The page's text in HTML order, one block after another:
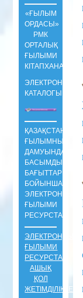
«ҒЫЛЫМ
ОРДАСЫ»
РМК
ОРТАЛЫҚ
ҒЫЛЫМИ
ЭЛЕКТРОНДЫ
КАТАЛОГЫ
ҚАЗАҚСТАНДАҒЫ
ҒЫЛЫМНЫҢ
ДАМУЫНДАҒЫ
БАСЫМДЫ
БАҒЫТТАРЫ
БОЙЫНША
ЭЛЕКТРОНДЫ
ҒЫЛЫМИ
РЕСУРСТАР
ЭЛЕКТРОНДЫ
ҒЫЛЫМИ
РЕСУРСТАР
АШЫҚ
ҚОЛ
ЖЕТІМДІЛІКТЕ